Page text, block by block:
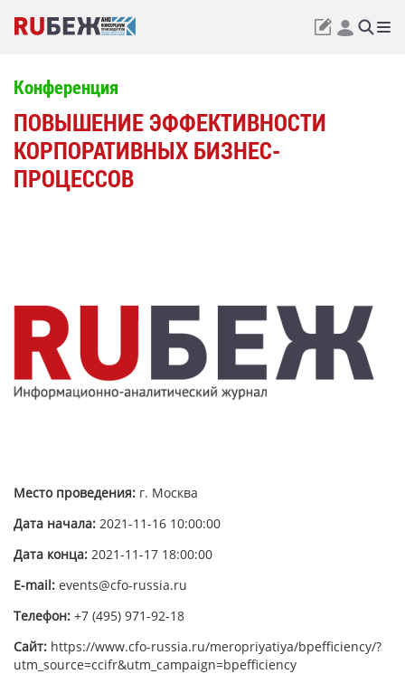
Конференция
ПОВЫШЕНИЕ ЭФФЕКТИВНОСТИ
КОРПОРАТИВНЫХ БИЗНЕС-
ПРОЦЕССОВ
Место проведения: г. Москва
Дата начала: 2021-11-16 10:00:00
Дата конца: 2021-11-17 18:00:00
E-mail: events@cfo-russia.ru
Телефон: +7 (495) 971-92-18
Сайт: https://www.cfo-russia.ru/meropriyatiya/bpefficiency/?
utm_source=ccifr&utm_campaign=bpefficiency